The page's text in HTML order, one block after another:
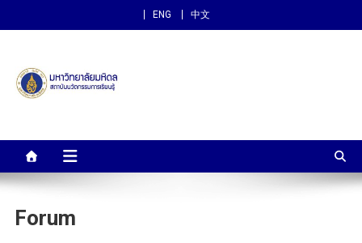
ENG 中文
สถาบันนวัตกรรมการเรียนรู้
Forum